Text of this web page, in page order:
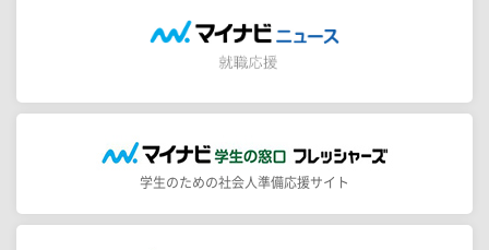
学生のための社会人準備応援サイト